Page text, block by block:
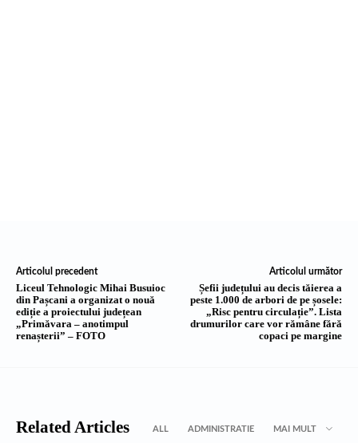
Articolul precedent
Liceul Tehnologic Mihai Busuioc
din Pașcani a organizat o nouă
ediție a proiectului județean
„Primăvara – anotimpul
renașterii” – FOTO
Articolul următor
Șefii județului au decis tăierea a
peste 1.000 de arbori de pe șosele:
„Risc pentru circulație”. Lista
drumurilor care vor rămâne fără
copaci pe margine
Related Articles ALL ADMINISTRATIE MAI MULT